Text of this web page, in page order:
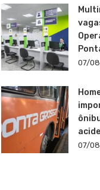
07/
07/